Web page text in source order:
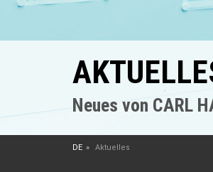
Neues von CARL
DE Aktuelles